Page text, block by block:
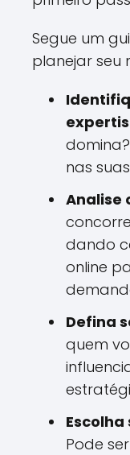
Segue um
planejar seu
nas
Analise
dando
online
Defina
quem
Pode